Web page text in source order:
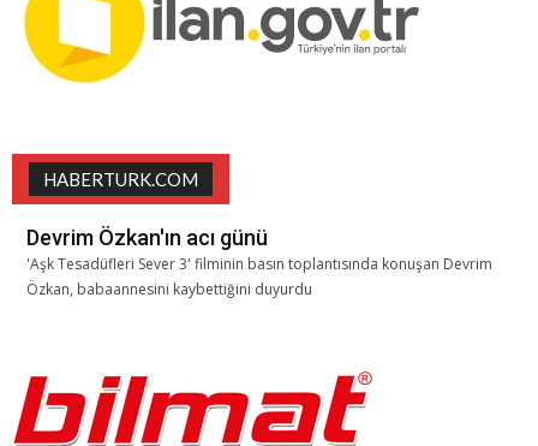
HABERTURK.COM
Devrim Özkan'ın acı günü
'Aşk Tesadüfleri Sever 3' filminin basın toplantısında konuşan Devrim
Özkan, babaannesini kaybettiğini duyurdu